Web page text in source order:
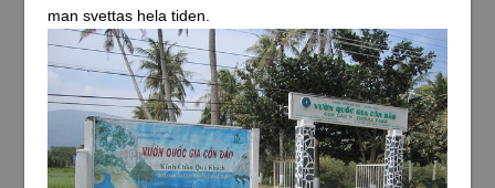
man svettas hela tiden.